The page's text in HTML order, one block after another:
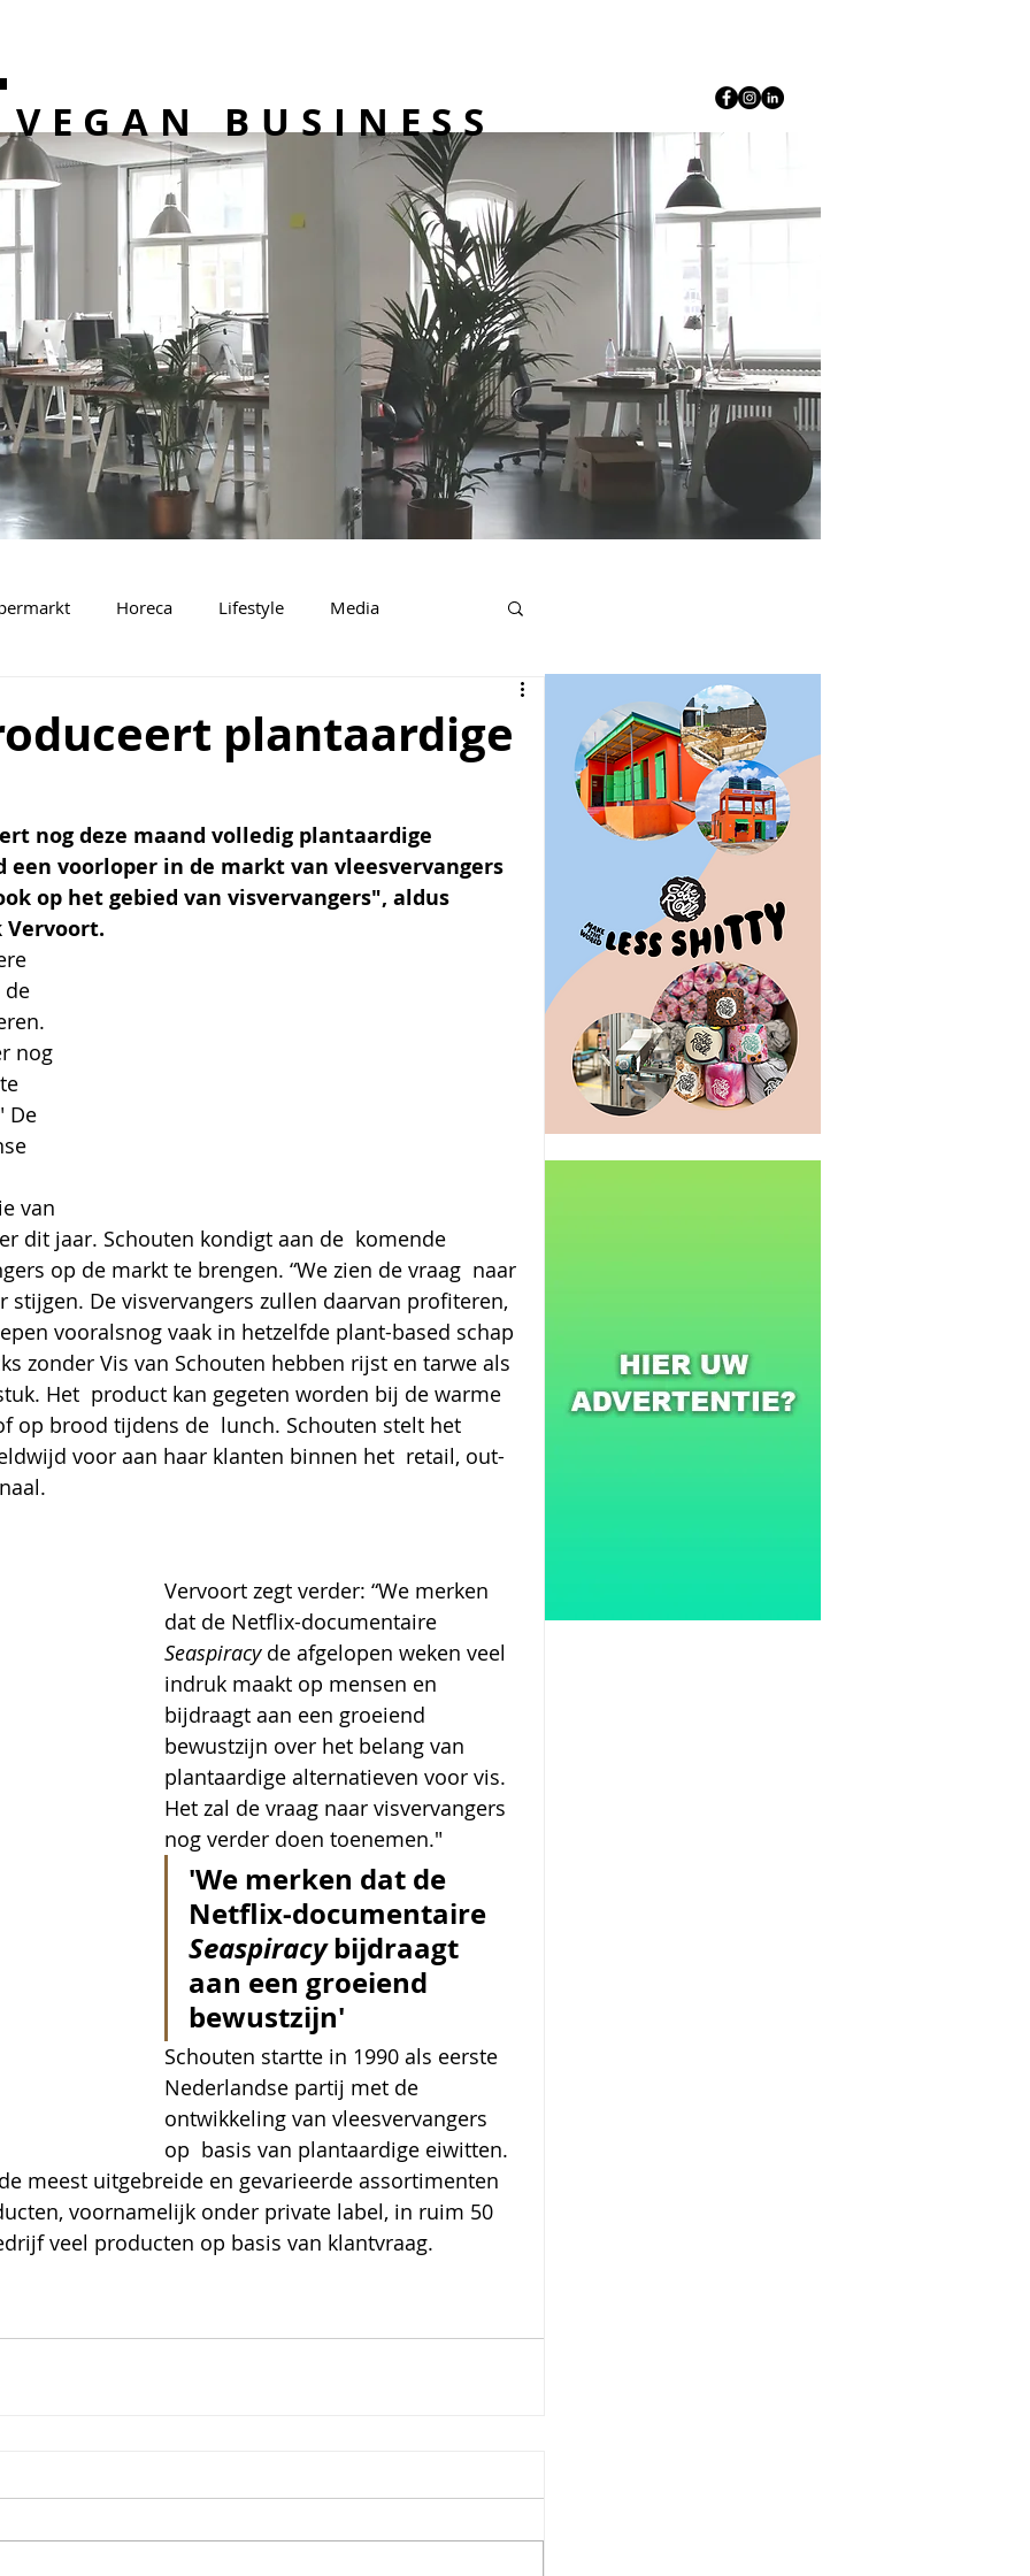
VEGAN BUSINESS
Horeca Lifestyle Media
plantaardige
nog deze maand volledig plantaardige
een voorloper in de markt van vleesvervangers
op het gebied van visvervangers", aldus
Vervoort.
de
nog
De
van
dit jaar. Schouten kondigt aan de  komende
op de markt te brengen. “We zien de vraag  naar
stijgen. De visvervangers zullen daarvan profiteren,
vooralsnog vaak in hetzelfde plant-based schap
zonder Vis van Schouten hebben rijst en tarwe als
Het  product kan gegeten worden bij de warme
op brood tijdens de  lunch. Schouten stelt het
voor aan haar klanten binnen het  retail, out-
Vervoort zegt verder: “We merken
dat de Netflix-documentaire
Seaspiracy de afgelopen weken veel
indruk maakt op mensen en
bijdraagt aan een groeiend
bewustzijn over het belang van
plantaardige alternatieven voor vis.
Het zal de vraag naar visvervangers
nog verder doen toenemen."
'We merken dat de
Netflix-documentaire
Seaspiracy bijdraagt
aan een groeiend
bewustzijn'
Schouten startte in 1990 als eerste
Nederlandse partij met de
ontwikkeling van vleesvervangers
op  basis van plantaardige eiwitten.
meest uitgebreide en gevarieerde assortimenten
voornamelijk onder private label, in ruim 50
veel producten op basis van klantvraag.